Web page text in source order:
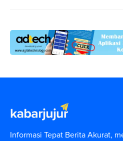
Informasi Tepat Berita Akurat,